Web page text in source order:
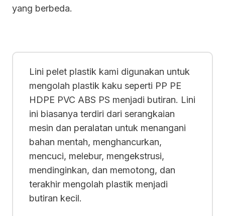
yang berbeda.
Lini pelet plastik kami digunakan untuk
mengolah plastik kaku seperti PP PE
HDPE PVC ABS PS menjadi butiran. Lini
ini biasanya terdiri dari serangkaian
mesin dan peralatan untuk menangani
bahan mentah, menghancurkan,
mencuci, melebur, mengekstrusi,
mendinginkan, dan memotong, dan
terakhir mengolah plastik menjadi
butiran kecil.